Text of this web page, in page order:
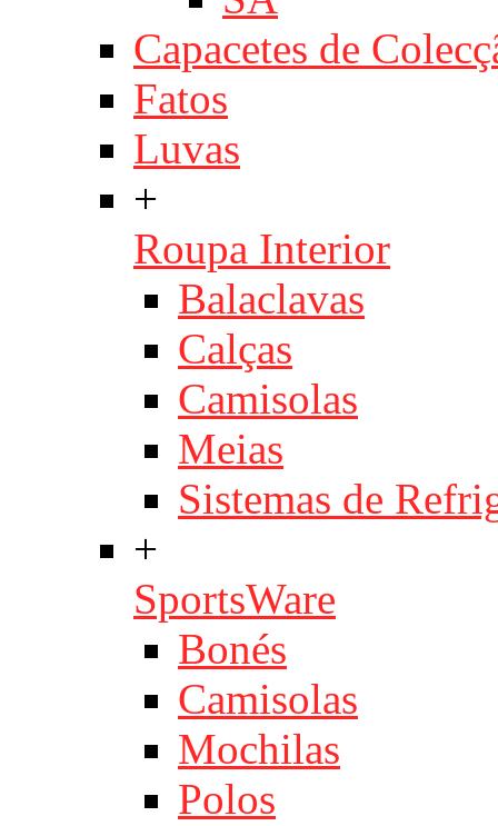
Capacetes de
Fatos
Luvas
+
Roupa Interior
Balaclavas
Calças
Camisolas
Meias
Sistemas de
+
SportsWare
Bonés
Camisolas
Mochilas
Polos